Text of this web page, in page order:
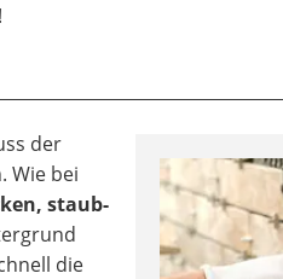
der
Wie bei
staub-
die